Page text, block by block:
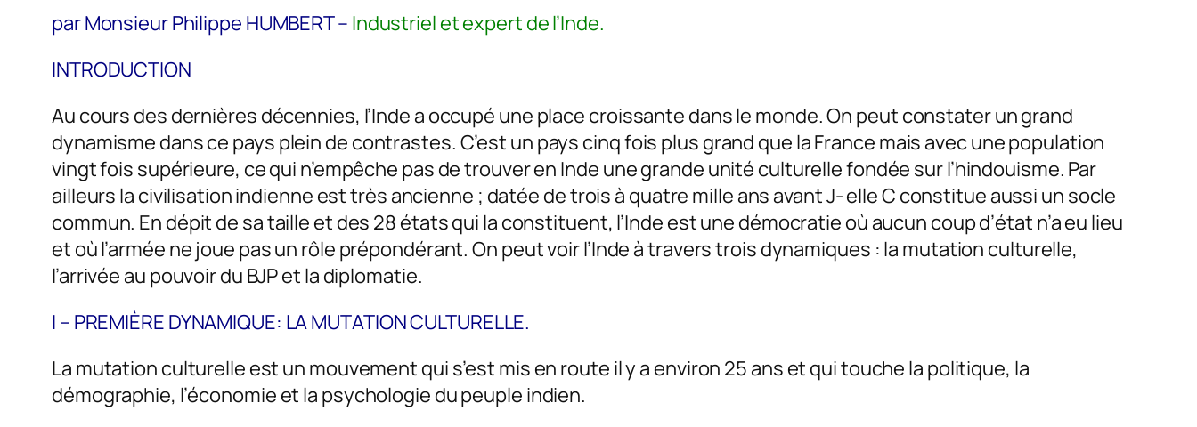
par Monsieur Philippe HUMBERT – Industriel et expert de l’Inde.
INTRODUCTION
Au cours des dernières décennies, l’Inde a occupé une place croissante dans le monde. On peut constater un grand
dynamisme dans ce pays plein de contrastes. C’est un pays cinq fois plus grand que la France mais avec une population
vingt fois supérieure, ce qui n’empêche pas de trouver en Inde une grande unité culturelle fondée sur l’hindouisme. Par
ailleurs la civilisation indienne est très ancienne ; datée de trois à quatre mille ans avant J- elle C constitue aussi un socle
commun. En dépit de sa taille et des 28 états qui la constituent, l’Inde est une démocratie où aucun coup d’état n’a eu lieu
et où l’armée ne joue pas un rôle prépondérant. On peut voir l’Inde à travers trois dynamiques : la mutation culturelle,
l’arrivée au pouvoir du BJP et la diplomatie.
I – PREMIÈRE DYNAMIQUE: LA MUTATION CULTURELLE.
La mutation culturelle est un mouvement qui s’est mis en route il y a environ 25 ans et qui touche la politique, la
démographie, l’économie et la psychologie du peuple indien.